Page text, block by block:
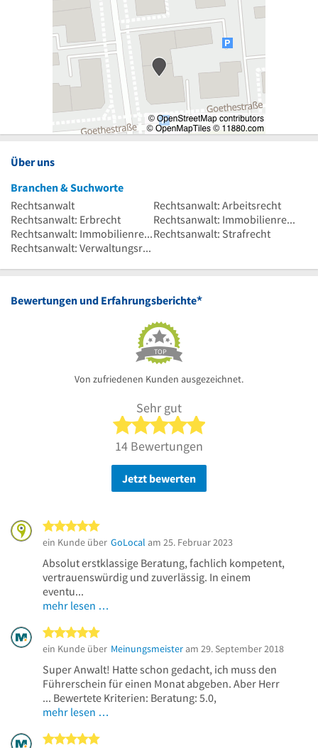
Über uns
Branchen & Suchworte
Rechtsanwalt
Rechtsanwalt: Arbeitsrecht
Rechtsanwalt: Erbrecht
Rechtsanwalt: Immobilienrecht
Rechtsanwalt: ImmobilienrechtRechtsanwalt: Strafrecht
Rechtsanwalt: Verwaltungsrecht
Bewertungen und Erfahrungsberichte*
TOP
Von zufriedenen Kunden ausgezeichnet.
Sehr gut
5 von 5 Sternen
14 Bewertungen
Jetzt bewerten
ein Kunde über GoLocal am 25. Februar 2023
Absolut erstklassige Beratung, fachlich kompetent,
vertrauenswürdig und zuverlässig. In einem
eventu...
mehr lesen …
ein Kunde über Meinungsmeister am 29. September 2018
Super Anwalt! Hatte schon gedacht, ich muss den
Führerschein für einen Monat abgeben. Aber Herr
... Bewertete Kriterien: Beratung: 5.0,
mehr lesen …